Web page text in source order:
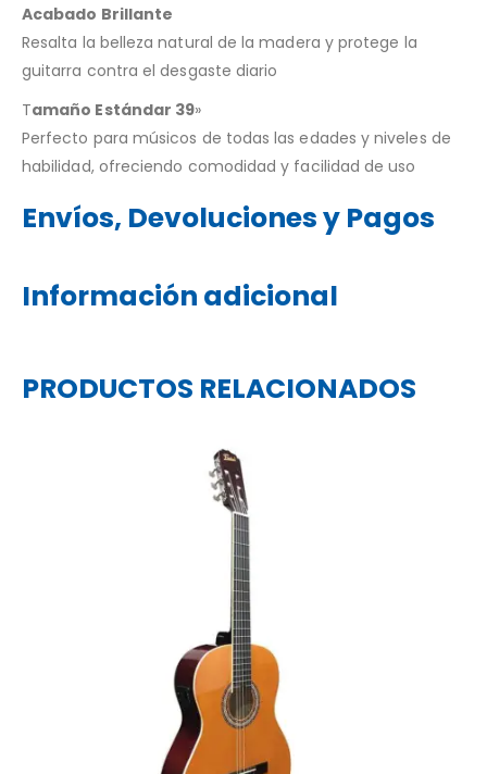
Acabado Brillante
Resalta la belleza natural de la madera y protege la
guitarra contra el desgaste diario
Tamaño Estándar 39»
Perfecto para músicos de todas las edades y niveles de
habilidad, ofreciendo comodidad y facilidad de uso
Envíos, Devoluciones y Pagos
Información adicional
PRODUCTOS RELACIONADOS